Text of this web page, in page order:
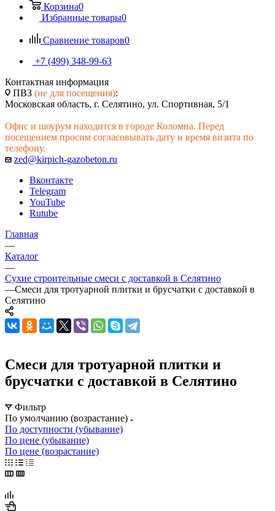
Корзина0
Избранные товары0
Сравнение товаров0
+7 (499) 348-99-63
Контактная информация
ПВЗ (не для посещения):
Московская область, г. Селятино, ул. Спортивная, 5/1
Офис и шоурум находится в городе Коломна. Перед
посещением просим согласовывать дату и время визита по
телефону.
zed@kirpich-gazobeton.ru
Вконтакте
Telegram
YouTube
Rutube
Главная
—
Каталог
—
Сухие строительные смеси с доставкой в Селятино
—Смеси для тротуарной плитки и брусчатки с доставкой в
Селятино
Смеси для тротуарной плитки и
брусчатки с доставкой в Селятино
Фильтр
По умолчанию (возрастание)
По доступности (убывание)
По цене (убывание)
По цене (возрастание)